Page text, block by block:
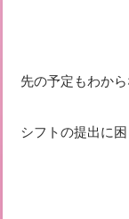
先の予定もわか
シフトの提出に